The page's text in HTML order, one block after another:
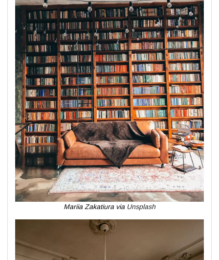
Mariia Zakatiura via Unsplash